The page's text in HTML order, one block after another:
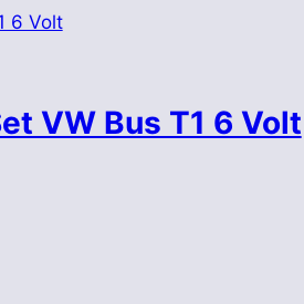
VW Bus T1 6 Volt